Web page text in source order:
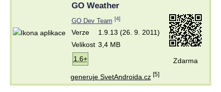
GO Weather
GO Dev Team [4]
Verze
1.9.13 (26. 9. 2011)
Velikost 3,4 MB
1.6+
Zdarma
generuje SvetAndroida.cz [5]